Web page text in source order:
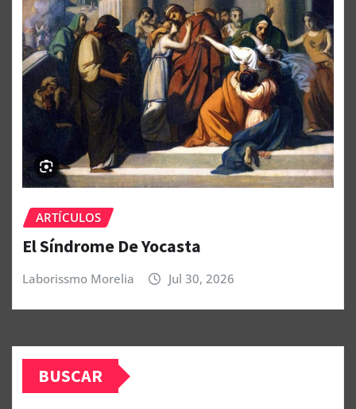
ARTÍCULOS
El Síndrome De Yocasta
Laborissmo Morelia Jul 30, 2026
BUSCAR